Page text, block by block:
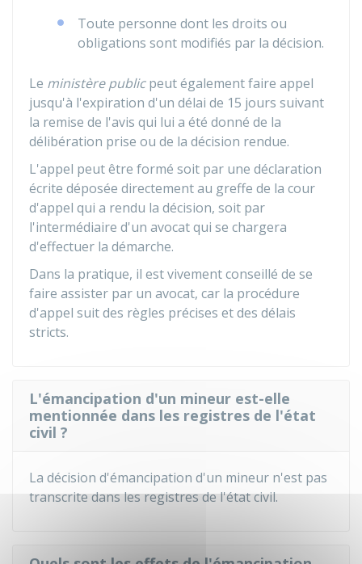
Toute personne dont les droits ou
obligations sont modifiés par la décision.
Le ministère publicpeut également faire appel
jusqu'à l'expiration d'un délai de 15 jours suivant
la remise de l'avis qui lui a été donné de la
délibération prise ou de la décision rendue.
L'appel peut être formé soit par une déclaration
écrite déposée directement au greffe de la cour
d'appel qui a rendu la décision, soit par
l'intermédiaire d'un avocat qui se chargera
d'effectuer la démarche.
Dans la pratique, il est vivement conseillé de se
faire assister par un avocat, car la procédure
d'appel suit des règles précises et des délais
stricts.
L'émancipation d'un mineur est-elle
mentionnée dans les registres de l'état
civil ?
La décision d'émancipation d'un mineur n'est pas
transcrite dans les registres de l'état civil.